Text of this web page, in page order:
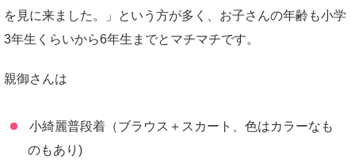
を見に来ました。」という方が多く、お子さんの年齢も小学
3年生くらいから6年生までとマチマチです。
親御さんは
小綺麗普段着（ブラウス＋スカート、色はカラーなも
のもあり)